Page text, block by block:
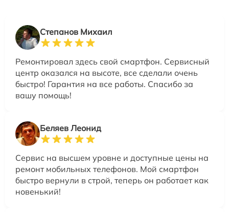
Степанов Михаил
Ремонтировал здесь свой смартфон. Сервисный
центр оказался на высоте, все сделали очень
быстро! Гарантия на все работы. Спасибо за
вашу помощь!
Беляев Леонид
Сервис на высшем уровне и доступные цены на
ремонт мобильных телефонов. Мой смартфон
быстро вернули в строй, теперь он работает как
новенький!